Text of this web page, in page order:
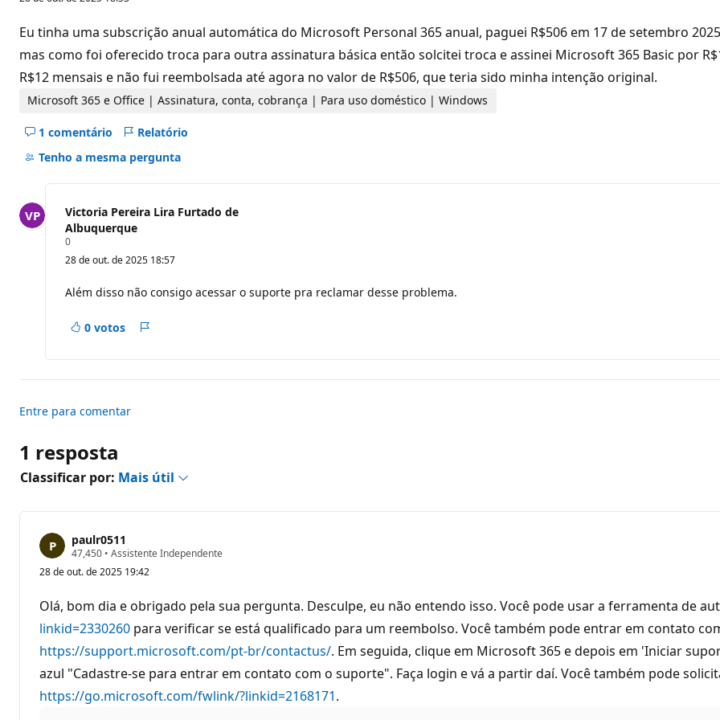
n
o
s
d
e
r
p
a
ã
Eu tinha uma subscrição anual automática do Microsoft Personal 365 anual, paguei R$506 em 17 de setembro
mas como foi oferecido troca para outra assinatura básica então solcitei troca e assinei Microsoft 365 Basic por
R$12 mensais e não fui reembolsada até agora no valor de R$506, que teria sido minha intenção original.
Microsoft 365 e Office | Assinatura, conta, cobrança | Para uso doméstico | Windows
1 comentário
Ocultar
comentários
Relatório
Tenho a mesma pergunta
Victoria Pereira Lira Furtado de
Albuquerque
0P
n
o
s
e
p
ç
28 de out. de 2025 18:57
Além disso não consigo acessar o suporte pra reclamar desse problema.
0 votos
Entre para comentar
1 resposta
Classificar por: Mais útil
paulr0511
47,450 P
n
o
s
d
e
r
e
p
t
• Assistente Independente
28 de out. de 2025 19:42
Olá, bom dia e obrigado pela sua pergunta. Desculpe, eu não entendo isso. Você pode usar a ferramenta de
linkid=2330260 para verificar se está qualificado para um reembolso. Você também pode entrar em contato
https://support.microsoft.com/pt-br/contactus/. Em seguida, clique em Microsoft 365 e depois em 'Iniciar
azul "Cadastre-se para entrar em contato com o suporte". Faça login e vá a partir daí. Você também pode
https://go.microsoft.com/fwlink/?linkid=2168171.